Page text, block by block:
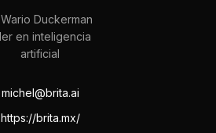
michel@brita.ai
https://brita.mx/